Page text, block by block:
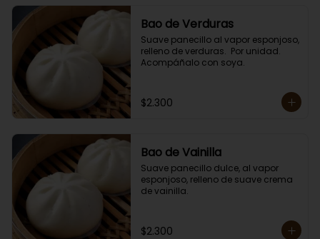
Bao de Verduras
Suave panecillo al vapor esponjoso,
relleno de verduras.  Por unidad.
Acompáñalo con soya.
$2.300
Bao de Vainilla
Suave panecillo dulce, al vapor
esponjoso, relleno de suave crema
de vainilla.
$2.300